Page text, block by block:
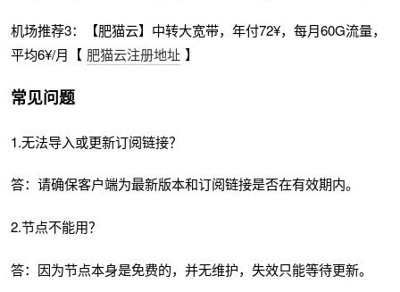
机场推荐3：【肥猫云】中转大宽带，年付72¥，每月60G流量，
平均6¥/月【 肥猫云注册地址 】
常见问题
1.无法导入或更新订阅链接？
答：请确保客户端为最新版本和订阅链接是否在有效期内。
2.节点不能用？
答：因为节点本身是免费的，并无维护，失效只能等待更新。